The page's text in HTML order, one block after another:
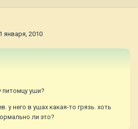
января, 2010
питомцу уши?
у него в ушах какая-то грязь. хоть
ли это?